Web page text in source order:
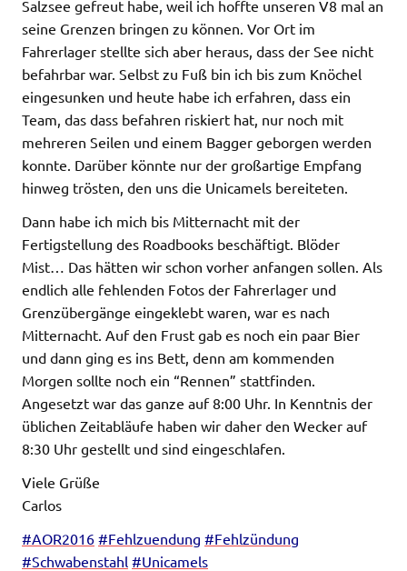
Salzsee gefreut habe, weil ich hoffte unseren V8 mal an
seine Grenzen bringen zu können. Vor Ort im
Fahrerlager stellte sich aber heraus, dass der See nicht
befahrbar war. Selbst zu Fuß bin ich bis zum Knöchel
eingesunken und heute habe ich erfahren, dass ein
Team, das dass befahren riskiert hat, nur noch mit
mehreren Seilen und einem Bagger geborgen werden
konnte. Darüber könnte nur der großartige Empfang
hinweg trösten, den uns die Unicamels bereiteten.
Dann habe ich mich bis Mitternacht mit der
Fertigstellung des Roadbooks beschäftigt. Blöder
Mist… Das hätten wir schon vorher anfangen sollen. Als
endlich alle fehlenden Fotos der Fahrerlager und
Grenzübergänge eingeklebt waren, war es nach
Mitternacht. Auf den Frust gab es noch ein paar Bier
und dann ging es ins Bett, denn am kommenden
Morgen sollte noch ein “Rennen” stattfinden.
Angesetzt war das ganze auf 8:00 Uhr. In Kenntnis der
üblichen Zeitabläufe haben wir daher den Wecker auf
8:30 Uhr gestellt und sind eingeschlafen.
Viele Grüße
Carlos
‪#‎AOR2016‬ ‪#‎Fehlzuendung‬ ‪#‎Fehlzündung‬
‪#‎Schwabenstahl‬ ‪#‎Unicamels